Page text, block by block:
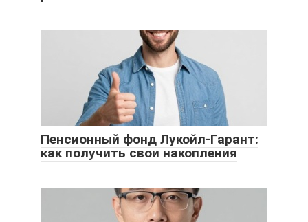
Пенсионный фонд Лукойл-Гарант:
как получить свои накопления